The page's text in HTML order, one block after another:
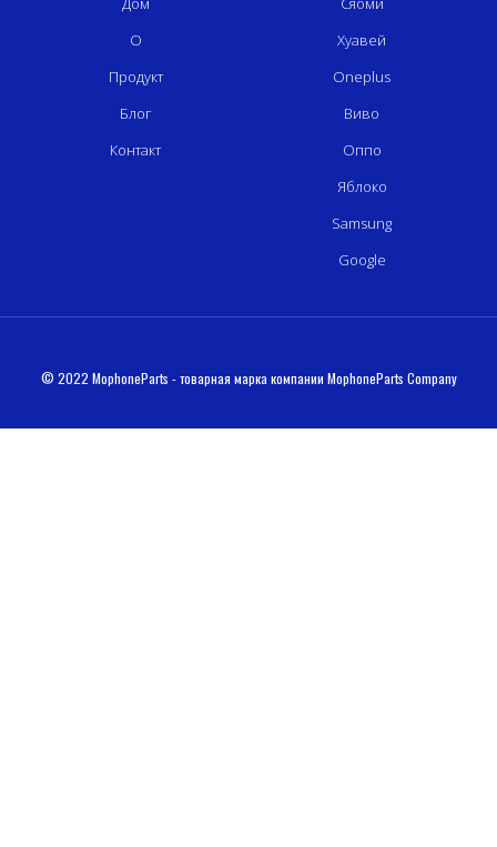
О
Продукт
Блог
Контакт
Хуавей
Oneplus
Виво
Оппо
Яблоко
Samsung
Google
© 2022 MophoneParts - товарная марка компании MophoneParts Company